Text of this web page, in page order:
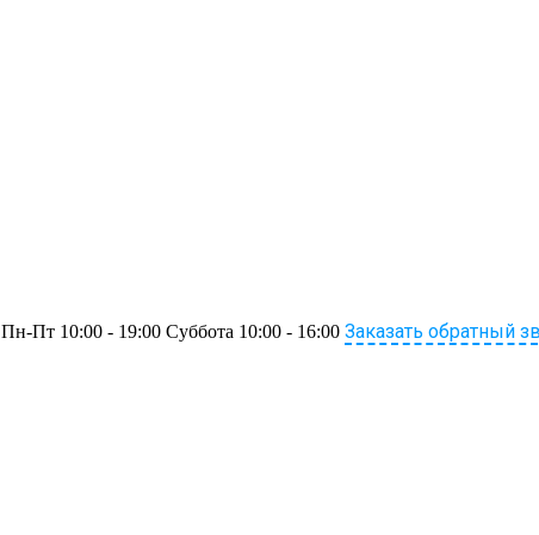
Пн-Пт 10:00 - 19:00 Суббота 10:00 - 16:00 Заказать обратный